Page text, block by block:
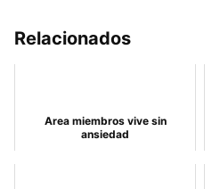
Relacionados
Area miembros vive sin
ansiedad